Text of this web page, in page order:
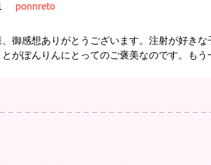
ponnreto
、御感想ありがとうございます。注射が好き
がぽんりんにとってのご褒美なのです。もう